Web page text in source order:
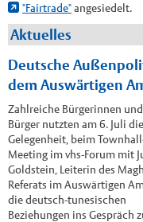
"Fairtrade"angesiedelt.
Aktuelles
Deutsche
dem Auswärtigen
Zahlreiche Bürgerinnen und
Bürger nutzten am 6. Juli die
Gelegenheit, beim
Meeting im vhs-Forum mit
Goldstein, Leiterin des
Referats im Auswärtigen
die deutsch-tunesischen
Beziehungen ins Gespräch